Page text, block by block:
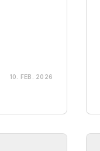
10. FEB. 2026